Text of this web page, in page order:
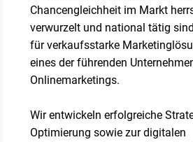
Chancengleichheit im Markt
verwurzelt und national tätig
für verkaufsstarke
eines der führenden
Onlinemarketings.
Wir entwickeln erfolgreiche
Optimierung sowie zur digitalen